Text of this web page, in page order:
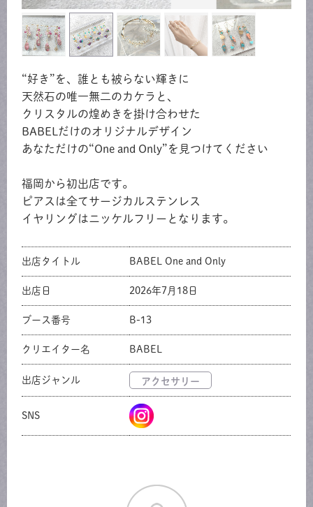
“好き”を、誰とも被らない輝きに
天然石の唯一無二のカケラと、
クリスタルの煌めきを掛け合わせた
BABELだけのオリジナルデザイン
あなただけの“One and Only”を見つけてください
福岡から初出店です。
ピアスは全てサージカルステンレス
イヤリングはニッケルフリーとなります。
出店タイトル BABEL One and Only
出店日 2026年7月18日
ブース番号 B-13
クリエイター名 BABEL
出店ジャンル アクセサリー
SNS